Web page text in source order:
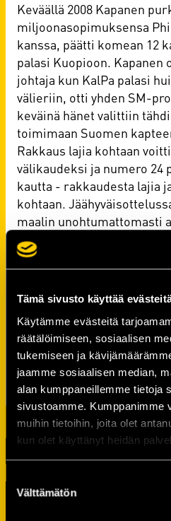
Tämä sivusto käyttää
Käytämme evästeitä
räätälöimiseen, sosiaalisen
tukemiseen ja
jaamme sosiaalisen median,
alan kumppaneillemme tietoja
sivustoamme. Kumppanimme
muihin tietoihin, joita olet
kun olet käyttänyt heidän
valinta
Välttämätön
Keväällä 2008 Kapanen
miljoonasopimuksensa
kanssa, päätti komean 12
palasi Kuopioon. Kapanen
johtaja kun KalPa palasi
välieriin, otti yhden SM-
keväinä hänet valittiin
toimimaan Suomen
Rakkaus lajia kohtaan
välikaudeksi ja numero 24
kautta - rakkaudesta lajia
kohtaan.
maalin unohtumattomasti
kotiyleisö osoitti useaan
suosiota seisaaltaan.
Kaudet
Ottelut
Maalit
Syötöt
Pisteet